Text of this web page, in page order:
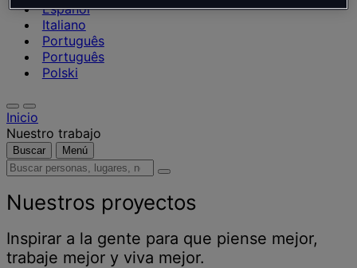
Español
Italiano
Português
Português
Polski
Inicio
Nuestro trabajo
Buscar Menú
Buscar
lugares,
noticias
y
opiniones
Nuestros proyectos
Inspirar a la gente para que piense mejor,
trabaje mejor y viva mejor.